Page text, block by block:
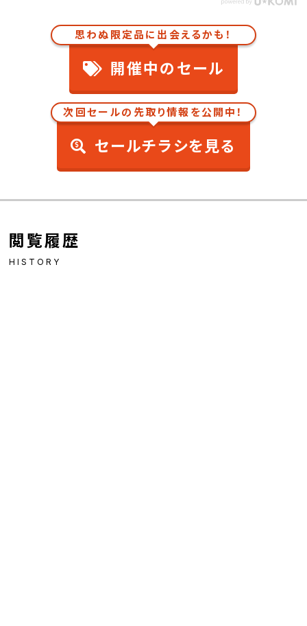
思わぬ限定品に出会えるかも！
開催中のセール
次回セールの先取り情報を公開中！
セールチラシを見る
閲覧履歴
HISTORY